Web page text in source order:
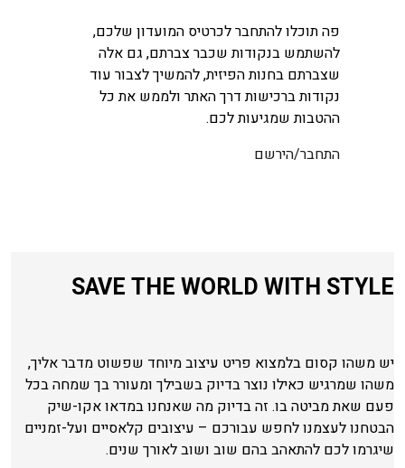
פה תוכלו להתחבר לכרטיס המועדון שלכם,
להשתמש בנקודות שכבר צברתם, גם אלה
שצברתם בחנות הפיזית, להמשיך לצבור עוד
נקודות ברכישות דרך האתר ולממש את כל
ההטבות שמגיעות לכם.
התחבר/הירשם
SAVE THE WORLD WITH STYLE
יש משהו קסום בלמצוא פריט עיצוב מיוחד שפשוט מדבר אליך,
משהו שמרגיש כאילו נוצר בדיוק בשבילך ומעורר בך שמחה בכל
פעם שאת מביטה בו. זה בדיוק מה שאנחנו במדאו אקו-שיק
הבטחנו לעצמנו לחפש עבורכם – עיצובים קלאסיים ועל-זמניים
שיגרמו לכם להתאהב בהם שוב ושוב לאורך שנים.